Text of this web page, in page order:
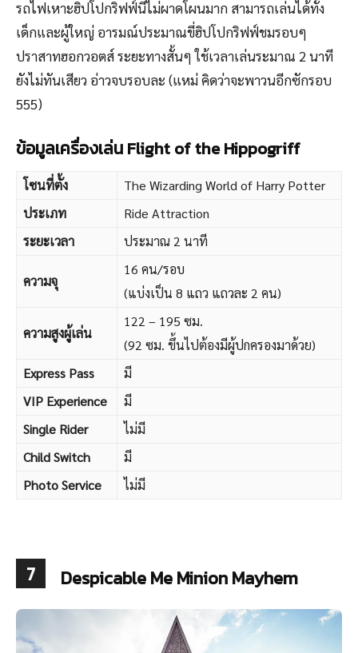
รถไฟเหาะฮิปโปกริฟฟ์นี้ไม่ผาดโผนมาก สามารถเล่นได้ทั้ง
เด็กและผู้ใหญ่ อารมณ์ประมาณขี่ฮิปโปกริฟฟ์ชมรอบๆ
ปราสาทฮอกวอตส์ ระยะทางสั้นๆ ใช้เวลาเล่นระมาณ 2 นาที
ยังไม่ทันเสียว อ่าวจบรอบละ (แหม่ คิดว่าจะพาวนอีกซักรอบ
555)
ข้อมูลเครื่องเล่น Flight of the Hippogriff
โซนที่ตั้ง
The Wizarding World of Harry Potter
ประเภท
Ride Attraction
ระยะเวลา
ประมาณ 2 นาที
ความจุ
16 คน/รอบ
(แบ่งเป็น 8 แถว แถวละ 2 คน)
ความสูงผู้เล่น
122 – 195 ซม.
(92 ซม. ขึ้นไปต้องมีผู้ปกครองมาด้วย)
Express Pass
มี
VIP Experience
มี
Single Rider
ไม่มี
Child Switch
มี
Photo Service
ไม่มี
7 Despicable Me Minion Mayhem